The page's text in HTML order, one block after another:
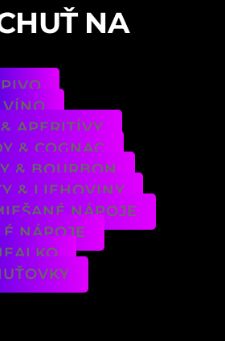
NA
PIVO
VÍNO
APERITÍVY
& COGNAC
& BOURBON
& LIEHOVINY
NÁPOJE
NÁPOJE